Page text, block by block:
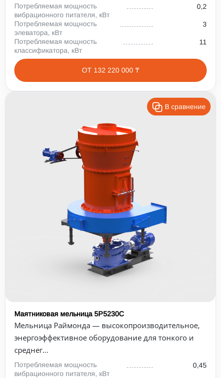
Потребляемая мощность
вибрационного питателя, кВт
0,2
Потребляемая мощность
элеватора, кВт
3
Потребляемая мощность
классификатора, кВт
11
ОТ 132 220 000 ₸
В сравнение
Маятниковая мельница 5Р5230С
Мельница Раймонда — высокопроизводительное,
энергоэффективное оборудование для тонкого и
среднег...
Потребляемая мощность
вибрационного питателя, кВт
0,45